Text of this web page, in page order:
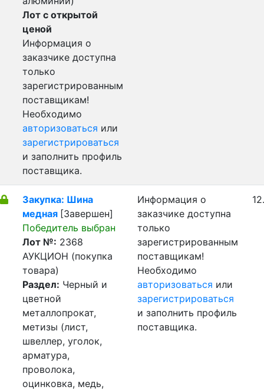
Лот с открытой
ценой
Информация о
заказчике доступна
только
зарегистрированным
поставщикам!
Необходимо
авторизоваться или
зарегистрироваться
и заполнить профиль
поставщика.
Закупка: Шина
медная [Завершен]
Победитель выбран
Лот №: 2368
АУКЦИОН (покупка
товара)
Раздел: Черный и
цветной
металлопрокат,
метизы (лист,
швеллер, уголок,
арматура,
проволока,
оцинковка, медь,
Информация о
заказчике доступна
только
зарегистрированным
поставщикам!
Необходимо
авторизоваться или
зарегистрироваться
и заполнить профиль
поставщика.